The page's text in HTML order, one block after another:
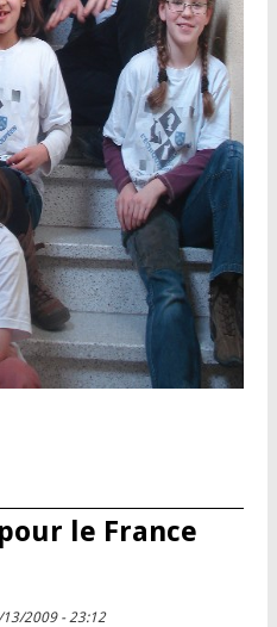
jeunes : podiums et qualifiés pour le
le France
2009 - 23:12